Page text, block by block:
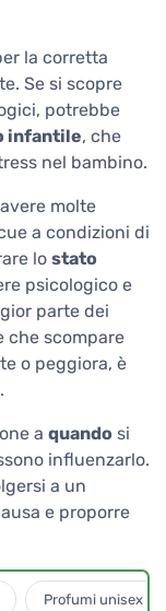
la corretta
Se si scopre
potrebbe
infantile, che
nel bambino.
molte
a condizioni di
lo stato
psicologico e
parte dei
che scompare
o peggiora, è
a quando si
influenzarlo.
a un
e proporre
Profumi unisex